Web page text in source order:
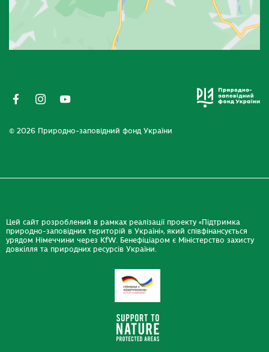
© 2026 Природно-заповідний фонд України
Цей сайт розроблений в рамках реалізації проекту «Підтримка
природно-заповідних територій в Україні», який співфінансується
урядом Німеччини через KfW. Бенефіціаром є Міністерство захисту
довкілля та природних ресурсів України.